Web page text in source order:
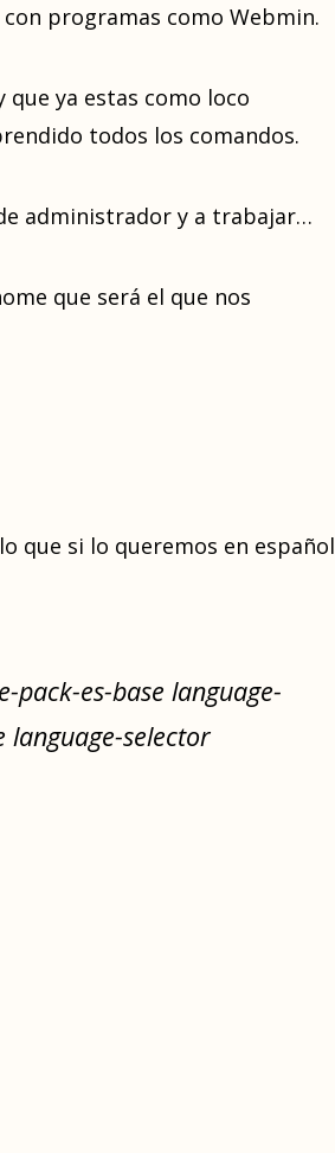
programas como Webmin.
ya estas como loco
todos los comandos.
administrador y a trabajar…
que será el que nos
que si lo queremos en español
pack-es-base language-
language-selector